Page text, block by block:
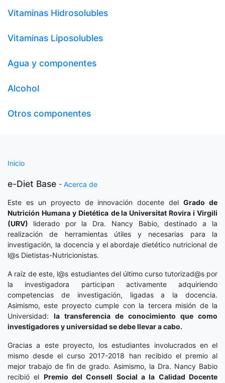
Vitaminas Hidrosolubles
Vitaminas Liposolubles
Agua y componentes
Alcohol
Otros componentes
Inicio
e-Diet Base - Acerca de
Este es un proyecto de innovación docente delGrado de
Nutrición Humana y Dietética de la Universitat Rovira i Virgili
(URV) liderado por la Dra. Nancy Babio, destinado a la
realización de herramientas útiles y necesarias para la
investigación, la docencia y el abordaje dietético nutricional de
l@s Dietistas-Nutricionistas.
A raíz de este, l@s estudiantes del último curso tutorizad@s por
la investigadora participan activamente adquiriendo
competencias de investigación, ligadas a la docencia.
Asimismo, este proyecto cumple con la tercera misión de la
Universidad: la transferencia de conocimiento que como
investigadores y universidad se debe llevar a cabo.
Gracias a este proyecto, los estudiantes involucrados en el
mismo desde el curso 2017-2018 han recibido el premio al
mejor trabajo de fin de grado. Asimismo, la Dra. Nancy Babio
recibió el Premio del Consell Social a la Calidad Docente